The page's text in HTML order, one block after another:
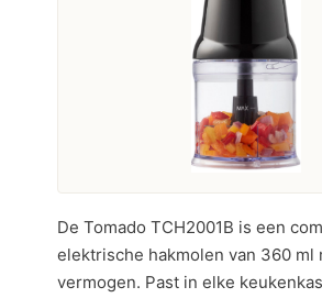
De Tomado TCH2001B is een
elektrische hakmolen van 360 ml
vermogen. Past in elke